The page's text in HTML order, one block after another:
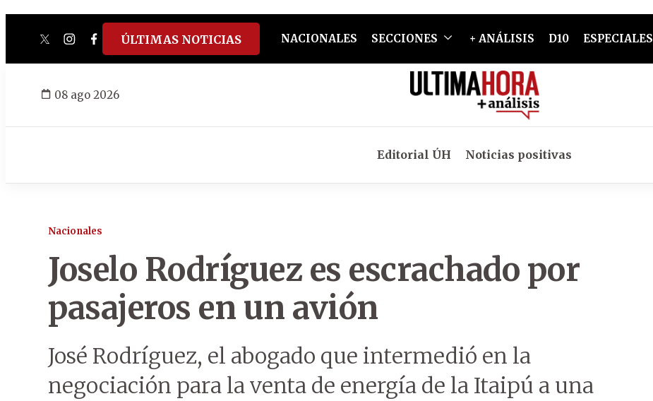
twitterinstagram
facebook
tiktokyoutube
spotify
ÚLTIMAS NOTICIAS NACIONALES SECCIONES + ANÁLISIS D10 ESPECIALES
08 ago 2026
Editorial ÚH Noticias positivas
Nacionales
Joselo Rodríguez es escrachado por
pasajeros en un avión
José Rodríguez, el abogado que intermedió en la
negociación para la venta de energía de la Itaipú a una